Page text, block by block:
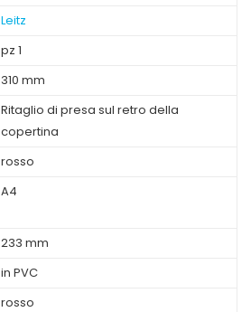
Leitz
pz 1
310 mm
Ritaglio di presa sul retro della
copertina
rosso
A4
233 mm
in PVC
rosso